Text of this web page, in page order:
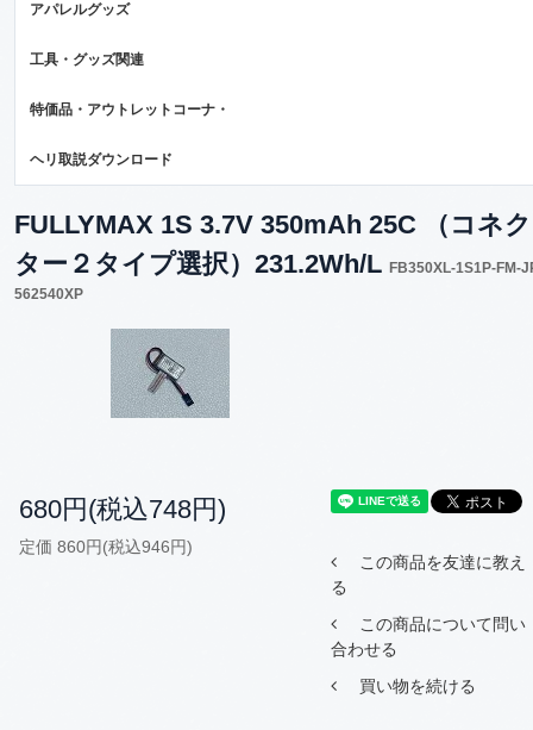
アパレルグッズ
工具・グッズ関連
特価品・アウトレットコーナ・
ヘリ取説ダウンロード
FULLYMAX 1S 3.7V 350mAh 25C （コネク
ター２タイプ選択）231.2Wh/L FB350XL-1S1P-FM-
562540XP
680円(税込748円)
定価 860円(税込946円)
この商品を友達に教え
る
この商品について問い
合わせる
買い物を続ける